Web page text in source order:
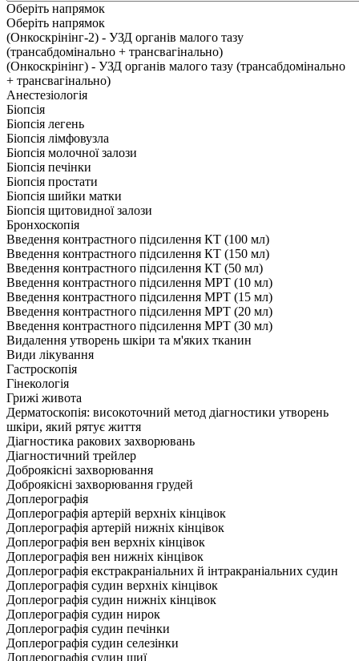
Оберіть напрямок
Оберіть напрямок
(Онкоскрінінг-2) - УЗД органів малого тазу
(трансабдомінально + трансвагінально)
(Онкоскрінінг) - УЗД органів малого тазу (трансабдомінально
+ трансвагінально)
Анестезіологія
Біопсія
Біопсія легень
Біопсія лімфовузла
Біопсія молочної залози
Біопсія печінки
Біопсія простати
Біопсія шийки матки
Біопсія щитовидної залози
Бронхоскопія
Введення контрастного підсилення КТ (100 мл)
Введення контрастного підсилення КТ (150 мл)
Введення контрастного підсилення КТ (50 мл)
Введення контрастного підсилення МРТ (10 мл)
Введення контрастного підсилення МРТ (15 мл)
Введення контрастного підсилення МРТ (20 мл)
Введення контрастного підсилення МРТ (30 мл)
Видалення утворень шкіри та м'яких тканин
Види лікування
Гастроскопія
Гінекологія
Грижі живота
Дерматоскопія: високоточний метод діагностики утворень
шкіри, який рятує життя
Діагностика ракових захворювань
Діагностичний трейлер
Доброякісні захворювання
Доброякісні захворювання грудей
Доплерографія
Доплерографія артерій верхніх кінцівок
Доплерографія артерій нижніх кінцівок
Доплерографія вен верхніх кінцівок
Доплерографія вен нижніх кінцівок
Доплерографія екстракраніальних й інтракраніальних судин
Доплерографія судин верхніх кінцівок
Доплерографія судин нижніх кінцівок
Доплерографія судин нирок
Доплерографія судин печінки
Доплерографія судин селезінки
Доплерографія судин шиї